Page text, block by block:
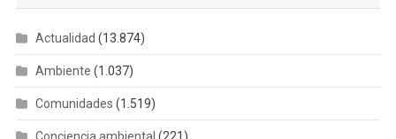
Actualidad (13.874)
Ambiente (1.037)
Comunidades (1.519)
Conciencia ambiental (221)